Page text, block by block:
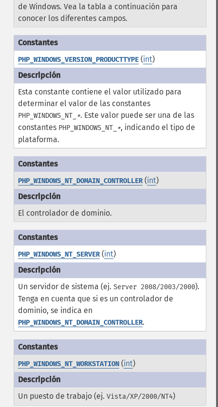
de Windows. Vea la tabla a continuación para
conocer los diferentes campos.
PHP_WINDOWS_VERSION_PRODUCTTYPE(int)
Esta constante contiene el valor utilizado para
determinar el valor de las constantes
PHP_WINDOWS_NT_ *. Este valor puede ser una de las
constantes PHP_WINDOWS_NT_ *, indicando el tipo de
plataforma.
PHP_WINDOWS_NT_DOMAIN_CONTROLLER(int)
El controlador de dominio.
PHP_WINDOWS_NT_SERVER(int)
Un servidor de sistema (ej. Server 2008/2003/2000).
Tenga en cuenta que si es un controlador de
dominio, se indica en
PHP_WINDOWS_NT_DOMAIN_CONTROLLER.
PHP_WINDOWS_NT_WORKSTATION(int)
Un puesto de trabajo (ej. Vista/XP/2000/NT4)